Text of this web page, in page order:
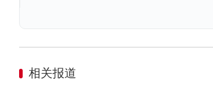
相关报道